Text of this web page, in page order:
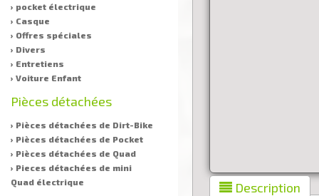
› pocket électrique
› Casque
› Offres spéciales
› Divers
› Entretiens
› Voiture Enfant
Pièces détachées
› Pièces détachées de Dirt-Bike
› Pièces détachées de Pocket
› Pièces détachées de Quad
› Pieces détachées de mini
Quad électrique
Description